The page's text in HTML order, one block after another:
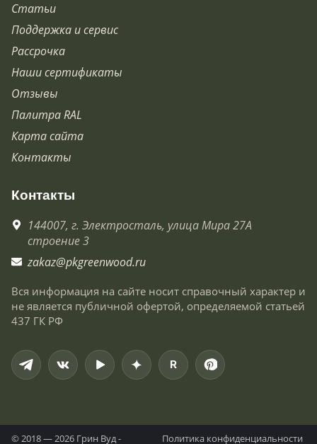
Статьи
Поддержка и сервис
Рассрочка
Наши сертификаты
Отзывы
Палитра RAL
Карта сайта
Контакты
Контакты
144007, г. Электросталь, улица Мира 27А
строение 3
zakaz@pkgreenwood.ru
Вся информация на сайте носит справочный характер и
не является публичной офертой, определяемой статьей
437 ГК РФ
R
© 2018 — 2026 Грин Вуд - Политика конфиденциальности